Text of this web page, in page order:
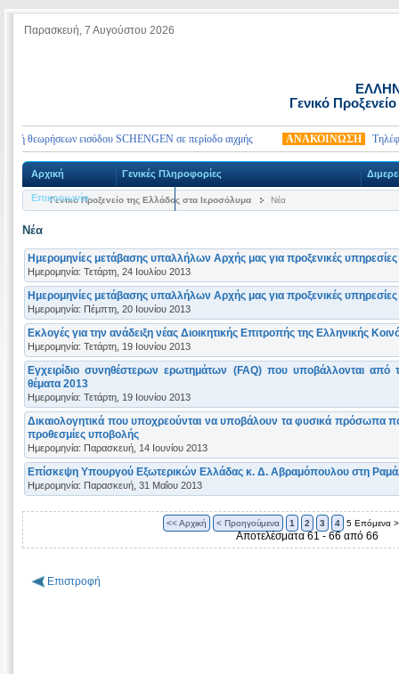
Παρασκευή, 7 Αυγούστου 2026
Γενικό
θεωρήσεων εισόδου SCHENGEN σε περίοδο αιχμής ΑΝΑΚΟΙΝΩΣΗ Τηλέφωνα
Αρχική Γενικές Πληροφορίες
Επικοινωνία
Γενικό Προξενείο της Ελλάδος στα Ιεροσόλυμα Νέα
Νέα
Ημερομηνίες μετάβασης υπαλλήλων Αρχής μας για προξενικές
Ημερομηνία: Τετάρτη, 24 Ιουλίου 2013
Ημερομηνίες μετάβασης υπαλλήλων Αρχής μας για προξενικές
Ημερομηνία: Πέμπτη, 20 Ιουνίου 2013
Εκλογές για την ανάδειξη νέας Διοικητικής Επιτροπής της Ελληνικής
Ημερομηνία: Τετάρτη, 19 Ιουνίου 2013
Εγχειρίδιο συνηθέστερων ερωτημάτων (FAQ) που υποβάλλονται από
θέματα 2013
Ημερομηνία: Τετάρτη, 19 Ιουνίου 2013
Δικαιολογητικά που υποχρεούνται να υποβάλουν τα φυσικά πρόσωπα
προθεσμίες υποβολής
Ημερομηνία: Παρασκευή, 14 Ιουνίου 2013
Επίσκεψη Υπουργού Εξωτερικών Ελλάδας κ. Δ. Αβραμόπουλου στη
Ημερομηνία: Παρασκευή, 31 Μαΐου 2013
<< Αρχική < Προηγούμενα 1 2 3 4 5 Επόμενα >
Αποτελέσματα 61 - 66 από 66
Επιστροφή